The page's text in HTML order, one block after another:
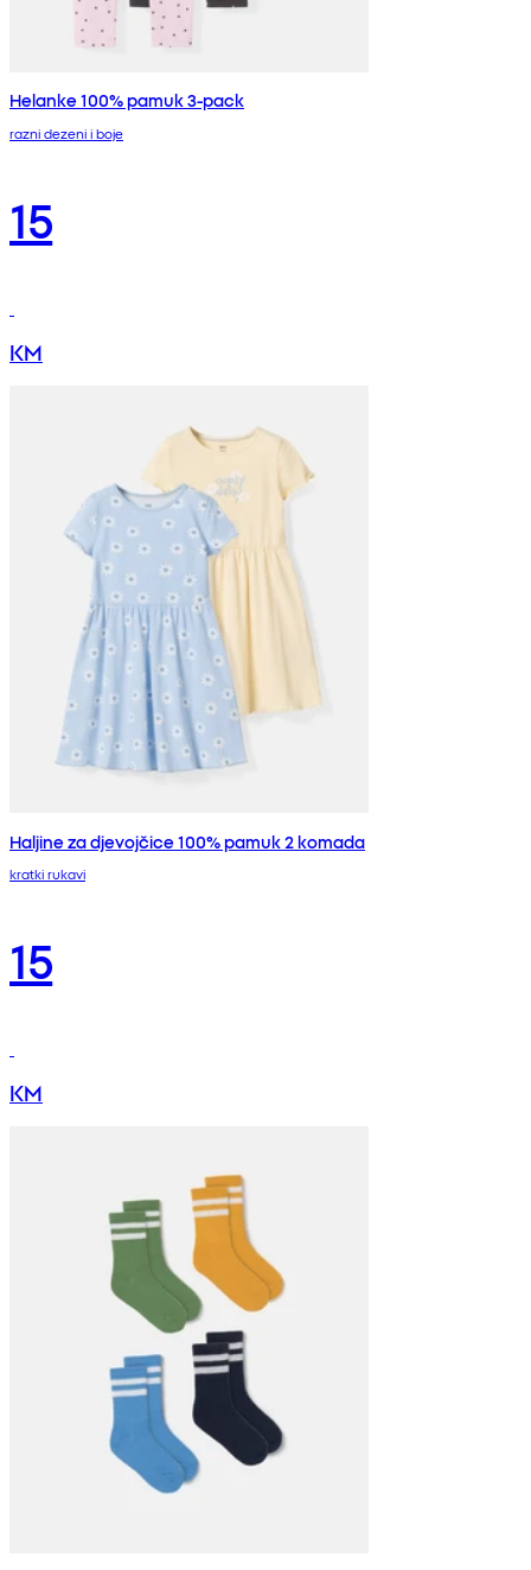
Helanke 100% pamuk 3-pack
razni dezeni i boje
15
KM
Haljine za djevojčice 100% pamuk 2 komada
kratki rukavi
15
KM